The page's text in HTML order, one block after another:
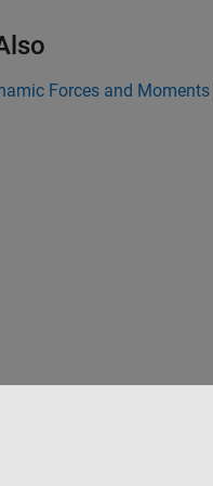
Forces and Moments